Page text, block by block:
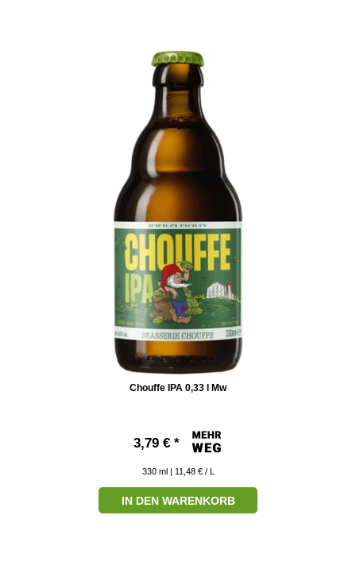
Chouffe IPA 0,33 l Mw
3,79 € *
330 ml | 11,48 € / L
IN DEN WARENKORB